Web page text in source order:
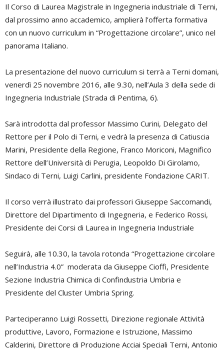
Il Corso di Laurea Magistrale in Ingegneria industriale di Terni,
dal prossimo anno accademico, amplierà l’offerta formativa
con un nuovo curriculum in “Progettazione circolare”, unico nel
panorama Italiano.
La presentazione del nuovo curriculum si terrà a Terni domani,
venerdì 25 novembre 2016, alle 9.30, nell’Aula 3 della sede di
Ingegneria Industriale (Strada di Pentima, 6).
Sarà introdotta dal professor Massimo Curini, Delegato del
Rettore per il Polo di Terni, e vedrà la presenza di Catiuscia
Marini, Presidente della Regione, Franco Moriconi, Magnifico
Rettore dell’Università di Perugia, Leopoldo Di Girolamo,
Sindaco di Terni, Luigi Carlini, presidente Fondazione CARIT.
Il corso verrà illustrato dai professori Giuseppe Saccomandi,
Direttore del Dipartimento di Ingegneria, e Federico Rossi,
Presidente dei Corsi di Laurea in Ingegneria Industriale
Seguirà, alle 10.30, la tavola rotonda “Progettazione circolare
nell’Industria 4.0” moderata da Giuseppe Cioffi, Presidente
Sezione Industria Chimica di Confindustria Umbria e
Presidente del Cluster Umbria Spring.
Parteciperanno Luigi Rossetti, Direzione regionale Attività
produttive, Lavoro, Formazione e Istruzione, Massimo
Calderini, Direttore di Produzione Acciai Speciali Terni, Antonio